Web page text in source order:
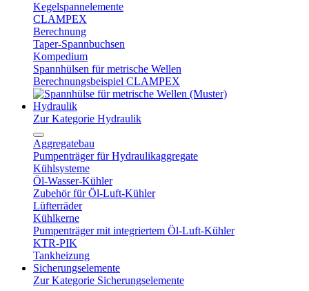
Kegelspannelemente
CLAMPEX
Berechnung
Taper-Spannbuchsen
Kompedium
Spannhülsen für metrische Wellen
Berechnungsbeispiel CLAMPEX
Hydraulik
Zur Kategorie Hydraulik
Aggregatebau
Pumpenträger für Hydraulikaggregate
Kühlsysteme
Öl-Wasser-Kühler
Zubehör für Öl-Luft-Kühler
Lüfterräder
Kühlkerne
Pumpenträger mit integriertem Öl-Luft-Kühler
KTR-PIK
Tankheizung
Sicherungselemente
Zur Kategorie Sicherungselemente